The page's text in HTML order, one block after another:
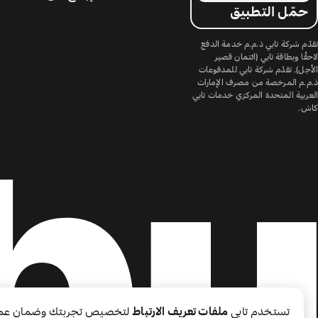
حمّل التطبيق
تقدّم شركة تابي ذ.م.م خدمة الدفع
لاحقًا وبطاقة تابي (ائتمان قصير
الأجل). تقدّم شركة تابي للمدفوعات
ذ.م.م المرخصة من مصرف الإمارات
العربية المتحدة المركزي خدمات تابي
كاش.
تستخدم تابي ملفات تعريف الارتباطلتخصيص تجربتك وضمان